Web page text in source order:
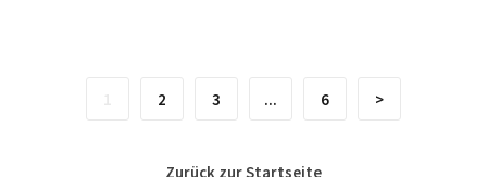
2 3 ... 6 >
Zurück zur Startseite